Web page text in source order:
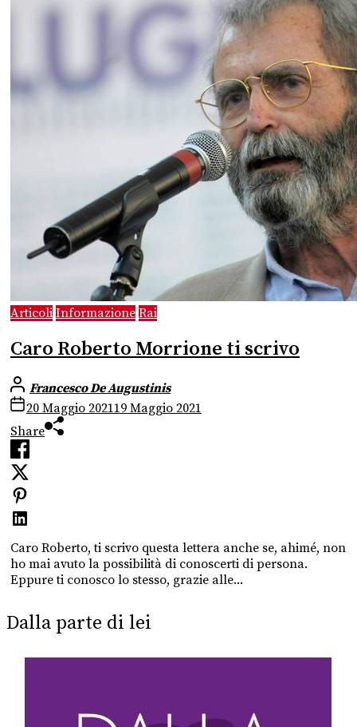
Articoli Informazione Rai
Caro Roberto Morrione ti scrivo
Francesco De Augustinis
20 Maggio 202119 Maggio 2021
Share
Caro Roberto, ti scrivo questa lettera anche se, ahimé, non
ho mai avuto la possibilità di conoscerti di persona.
Eppure ti conosco lo stesso, grazie alle...
Dalla parte di lei